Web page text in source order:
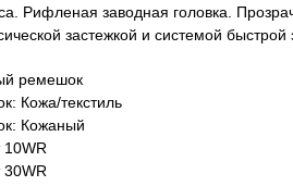
Рифленая заводная головка.
застежкой и системой
ремешок
Кожа/текстиль
Кожаный